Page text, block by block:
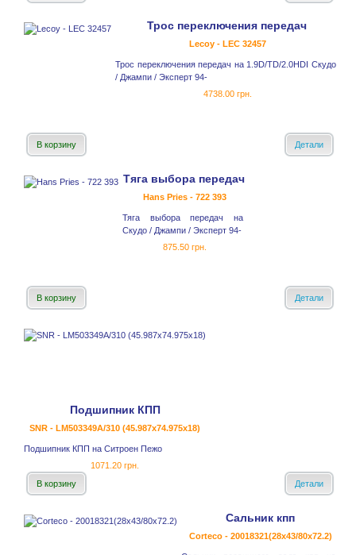
Трос переключения передач
Lecoy - LEC 32457
Трос переключения передач на 1.9D/TD/2.0HDI Скудо
/ Джампи / Эксперт 94-
4738.00 грн.
В корзину Детали
Тяга выбора передач
Hans Pries - 722 393
Тяга выбора передач на
Скудо / Джампи / Эксперт 94-
875.50 грн.
В корзину Детали
Подшипник КПП
SNR - LM503349A/310 (45.987x74.975x18)
Подшипник КПП на Ситроен Пежо
1071.20 грн.
В корзину
Детали
Сальник кпп
Corteco - 20018321(28x43/80x72.2)